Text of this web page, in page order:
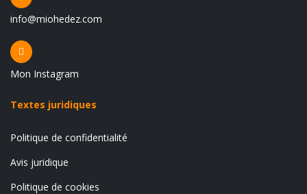
info@miohedez.com
Mon Instagram
Textes juridiques
Politique de confidentialité
Avis juridique
Politique de cookies